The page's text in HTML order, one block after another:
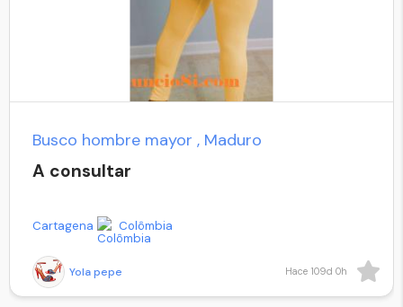
Busco hombre mayor , Maduro
A consultar
Yola pepe
Cartagena Colômbia
Hace 109d 0h